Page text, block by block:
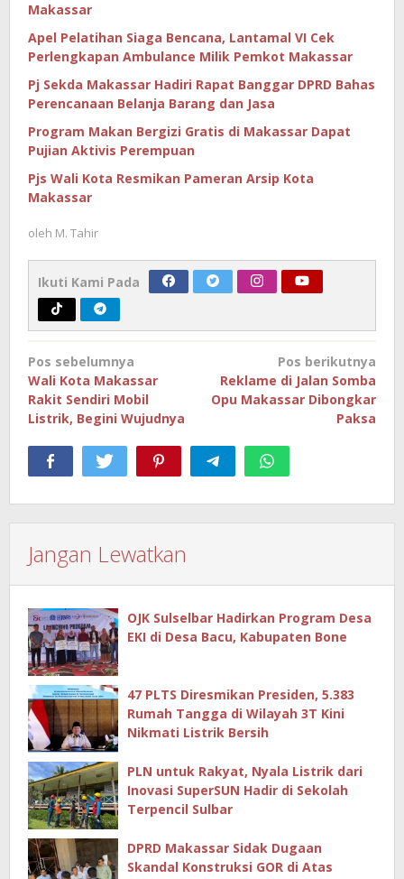
Makassar
Apel Pelatihan Siaga Bencana, Lantamal VI Cek
Perlengkapan Ambulance Milik Pemkot Makassar
Pj Sekda Makassar Hadiri Rapat Banggar DPRD Bahas
Perencanaan Belanja Barang dan Jasa
Program Makan Bergizi Gratis di Makassar Dapat
Pujian Aktivis Perempuan
Pjs Wali Kota Resmikan Pameran Arsip Kota
Makassar
oleh M. Tahir
Ikuti Kami Pada
Navigasi
pos
Pos sebelumnya
Wali Kota Makassar
Rakit Sendiri Mobil
Listrik, Begini Wujudnya
Pos berikutnya
Reklame di Jalan Somba
Opu Makassar Dibongkar
Paksa
Jangan Lewatkan
OJK Sulselbar Hadirkan Program Desa
EKI di Desa Bacu, Kabupaten Bone
47 PLTS Diresmikan Presiden, 5.383
Rumah Tangga di Wilayah 3T Kini
Nikmati Listrik Bersih
PLN untuk Rakyat, Nyala Listrik dari
Inovasi SuperSUN Hadir di Sekolah
Terpencil Sulbar
DPRD Makassar Sidak Dugaan
Skandal Konstruksi GOR di Atas